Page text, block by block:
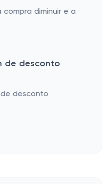
compra diminuir e a
de desconto